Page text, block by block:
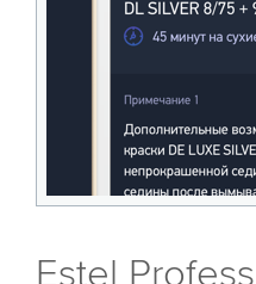
Estel